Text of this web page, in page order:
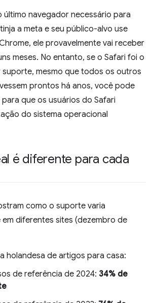
último navegador necessário para
a meta e seu público-alvo use
ele provavelmente vai receber
meses. No entanto, se o Safari foi o
suporte, mesmo que todos os outros
prontos há anos, você pode
que os usuários do Safari
do sistema operacional
é diferente para cada
como o suporte varia
diferentes sites (dezembro de
holandesa de artigos para casa:
de referência de 2024: 34% de